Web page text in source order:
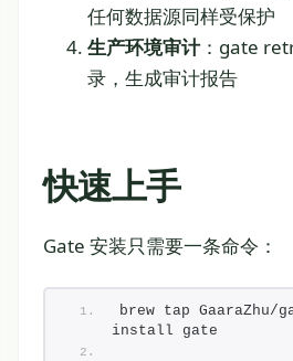
任何数据源同样受保护
生产环境审计：gate
录，生成审计报告
快速上手
Gate 安装只需要一条命令：
brew tap GaaraZhu/
install gate